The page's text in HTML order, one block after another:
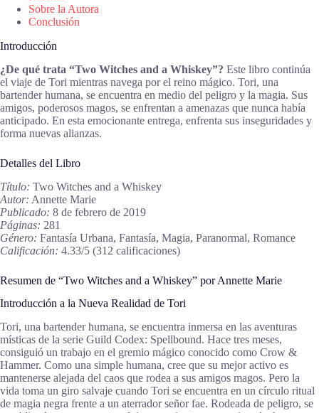
Sobre la Autora
Conclusión
Introducción
¿De qué trata “Two Witches and a Whiskey”? Este libro continúa
el viaje de Tori mientras navega por el reino mágico. Tori, una
bartender humana, se encuentra en medio del peligro y la magia. Sus
amigos, poderosos magos, se enfrentan a amenazas que nunca había
anticipado. En esta emocionante entrega, enfrenta sus inseguridades y
forma nuevas alianzas.
Detalles del Libro
Título: Two Witches and a Whiskey
Autor: Annette Marie
Publicado: 8 de febrero de 2019
Páginas: 281
Género: Fantasía Urbana, Fantasía, Magia, Paranormal, Romance
Calificación: 4.33/5 (312 calificaciones)
Resumen de “Two Witches and a Whiskey” por Annette Marie
Introducción a la Nueva Realidad de Tori
Tori, una bartender humana, se encuentra inmersa en las aventuras
místicas de la serie Guild Codex: Spellbound. Hace tres meses,
consiguió un trabajo en el gremio mágico conocido como Crow &
Hammer. Como una simple humana, cree que su mejor activo es
mantenerse alejada del caos que rodea a sus amigos magos. Pero la
vida toma un giro salvaje cuando Tori se encuentra en un círculo ritual
de magia negra frente a un aterrador señor fae. Rodeada de peligro, se